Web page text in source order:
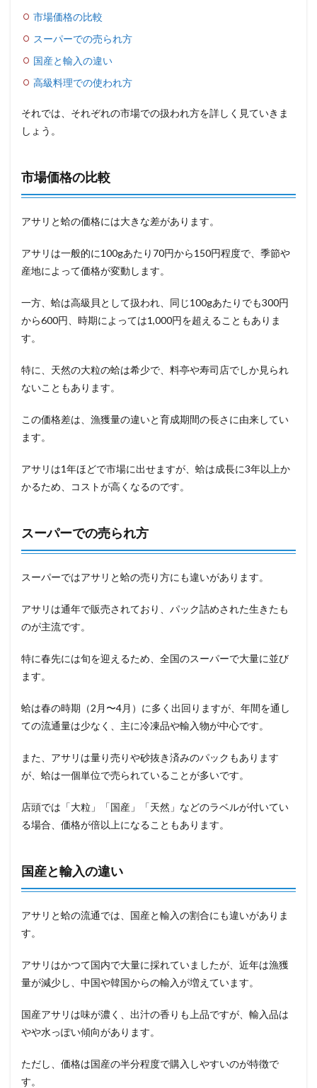
市場価格の比較
スーパーでの売られ方
国産と輸入の違い
高級料理での使われ方
それでは、それぞれの市場での扱われ方を詳しく見ていきま
しょう。
市場価格の比較
アサリと蛤の価格には大きな差があります。
アサリは一般的に100gあたり70円から150円程度で、季節や
産地によって価格が変動します。
一方、蛤は高級貝として扱われ、同じ100gあたりでも300円
から600円、時期によっては1,000円を超えることもありま
す。
特に、天然の大粒の蛤は希少で、料亭や寿司店でしか見られ
ないこともあります。
この価格差は、漁獲量の違いと育成期間の長さに由来してい
ます。
アサリは1年ほどで市場に出せますが、蛤は成長に3年以上か
かるため、コストが高くなるのです。
スーパーでの売られ方
スーパーではアサリと蛤の売り方にも違いがあります。
アサリは通年で販売されており、パック詰めされた生きたも
のが主流です。
特に春先には旬を迎えるため、全国のスーパーで大量に並び
ます。
蛤は春の時期（2月〜4月）に多く出回りますが、年間を通し
ての流通量は少なく、主に冷凍品や輸入物が中心です。
また、アサリは量り売りや砂抜き済みのパックもあります
が、蛤は一個単位で売られていることが多いです。
店頭では「大粒」「国産」「天然」などのラベルが付いてい
る場合、価格が倍以上になることもあります。
国産と輸入の違い
アサリと蛤の流通では、国産と輸入の割合にも違いがありま
す。
アサリはかつて国内で大量に採れていましたが、近年は漁獲
量が減少し、中国や韓国からの輸入が増えています。
国産アサリは味が濃く、出汁の香りも上品ですが、輸入品は
やや水っぽい傾向があります。
ただし、価格は国産の半分程度で購入しやすいのが特徴で
す。